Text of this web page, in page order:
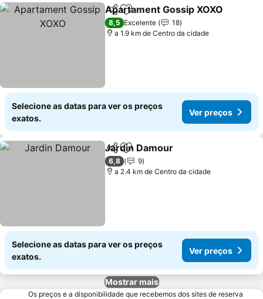
PartilharAdicionar aos favoritos
Apartament Gossip XOXO
8,5 Excelente
18
a 1.9 km de Centro da cidade
Selecione as datas para ver os preços
exatos.
Ver preços
PartilharAdicionar aos favoritos
Jardin Damour
6,8
9
a 2.4 km de Centro da cidade
Selecione as datas para ver os preços
exatos.
Ver preços
Mostrar mais
Os preços e a disponibilidade que recebemos dos sites de reserva